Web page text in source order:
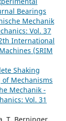
Bearings
Mechanik
Vol. 37
International
(SRIM
Shaking
Mechanisms
Mechanik -
Vol. 31